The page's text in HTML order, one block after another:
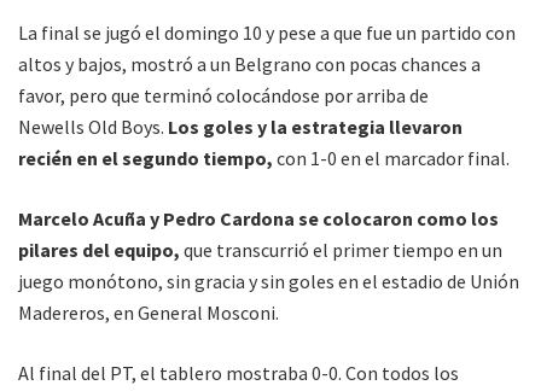
La final se jugó el domingo 10 y pese a que fue un partido con
altos y bajos, mostró a un Belgrano con pocas chances a
favor, pero que terminó colocándose por arriba de
Newells Old Boys. Los goles y la estrategia llevaron
recién en el segundo tiempo, con 1-0 en el marcador final.
Marcelo Acuña y Pedro Cardona se colocaron como los
pilares del equipo, que transcurrió el primer tiempo en un
juego monótono, sin gracia y sin goles en el estadio de Unión
Madereros, en General Mosconi.
Al final del PT, el tablero mostraba 0-0. Con todos los